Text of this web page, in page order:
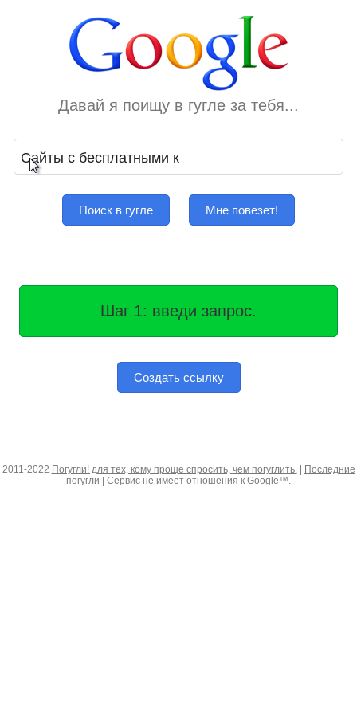
Давай я поищу в гугле за тебя...
Поиск в гугле Мне повезет!
Шаг 1: введи запрос.
Создать ссылку
2011-2022 Погугли! для тех, кому проще спросить, чем погуглить.|
Последние
погугли | Сервис не имеет отношения к Google™.